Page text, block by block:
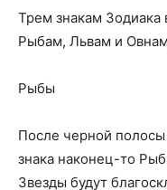
Трем знакам
Рыбам, Львам и
Рыбы
После черной полосы
знака наконец-то
Звезды будут